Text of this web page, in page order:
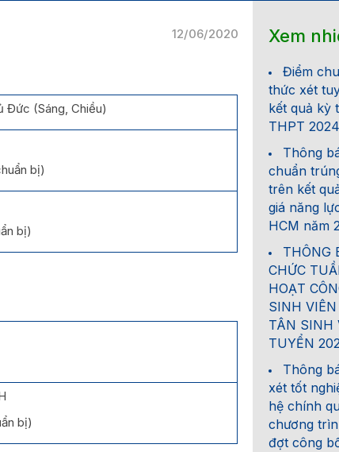
12/06/2020
Đức (Sáng, Chiều)
bị)
bị)
bị)
Xem
Điểm
thức xét
kết quả kỳ
THPT 2024
Thông
chuẩn
trên kết
giá năng
HCM năm
THÔNG
CHỨC
HOẠT
SINH
TÂN SINH
TUYỂN
Thông
xét tốt
hệ chính
chương
đợt công